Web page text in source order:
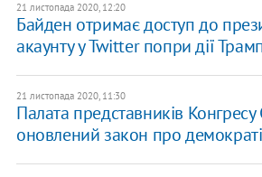
21 листопада 2020, 12:20
Байден отримає доступ до
акаунту у Twitter попри дії
21 листопада 2020, 11:30
Палата представників
оновлений закон про